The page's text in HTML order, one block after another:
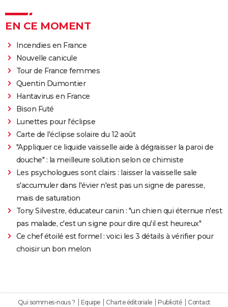
EN CE MOMENT
Incendies en France
Nouvelle canicule
Tour de France femmes
Quentin Dumontier
Hantavirus en France
Bison Futé
Lunettes pour l'éclipse
Carte de l'éclipse solaire du 12 août
"Appliquer ce liquide vaisselle aide à dégraisser la paroi de
douche" : la meilleure solution selon ce chimiste
Les psychologues sont clairs : laisser la vaisselle sale
s'accumuler dans l'évier n'est pas un signe de paresse,
mais de saturation
Tony Silvestre, éducateur canin : "un chien qui éternue n'est
pas malade, c'est un signe pour dire qu'il est heureux"
Ce chef étoilé est formel : voici les 3 détails à vérifier pour
choisir un bon melon
Qui sommes-nous ? Equipe Charte éditoriale Publicité Contact